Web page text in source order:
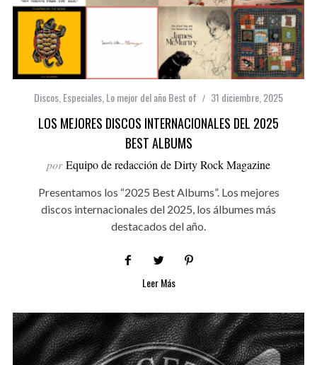
Discos Especiales Lo mejor del año Best of 31 diciembre, 2025
LOS MEJORES DISCOS INTERNACIONALES DEL 2025
BEST ALBUMS
por Equipo de redacción de Dirty Rock Magazine
Presentamos los “2025 Best Albums”. Los mejores
discos internacionales del 2025, los álbumes más
destacados del año.
Leer Más